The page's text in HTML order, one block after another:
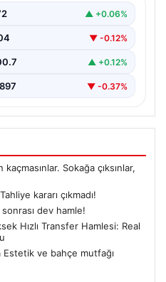
▲ +0.06%
▼ -0.12%
▲ +0.12%
▼ -0.37%
Sokağa çıksınlar,
kararı çıkmadı!
dev hamle!
Hızlı Transfer Hamlesi: Real
Estetik ve bahçe mutfağı